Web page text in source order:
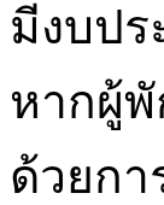
มีงบป
หากผู้พั
ด้วยก